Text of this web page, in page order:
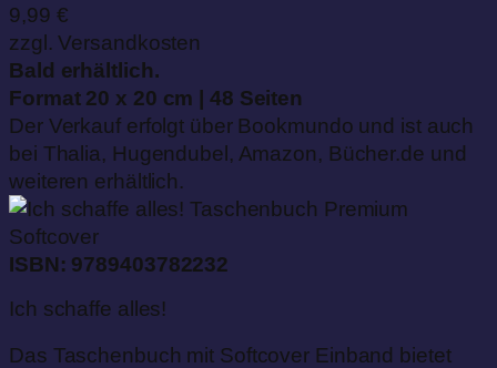
9,99 €
zzgl. Versandkosten
Bald erhältlich.
Format 20 x 20 cm | 48 Seiten
Der Verkauf erfolgt über Bookmundo und ist auch
bei Thalia, Hugendubel, Amazon, Bücher.de und
weiteren erhältlich.
Softcover
ISBN: 9789403782232
Ich schaffe alles!
Das Taschenbuch mit Softcover Einband bietet